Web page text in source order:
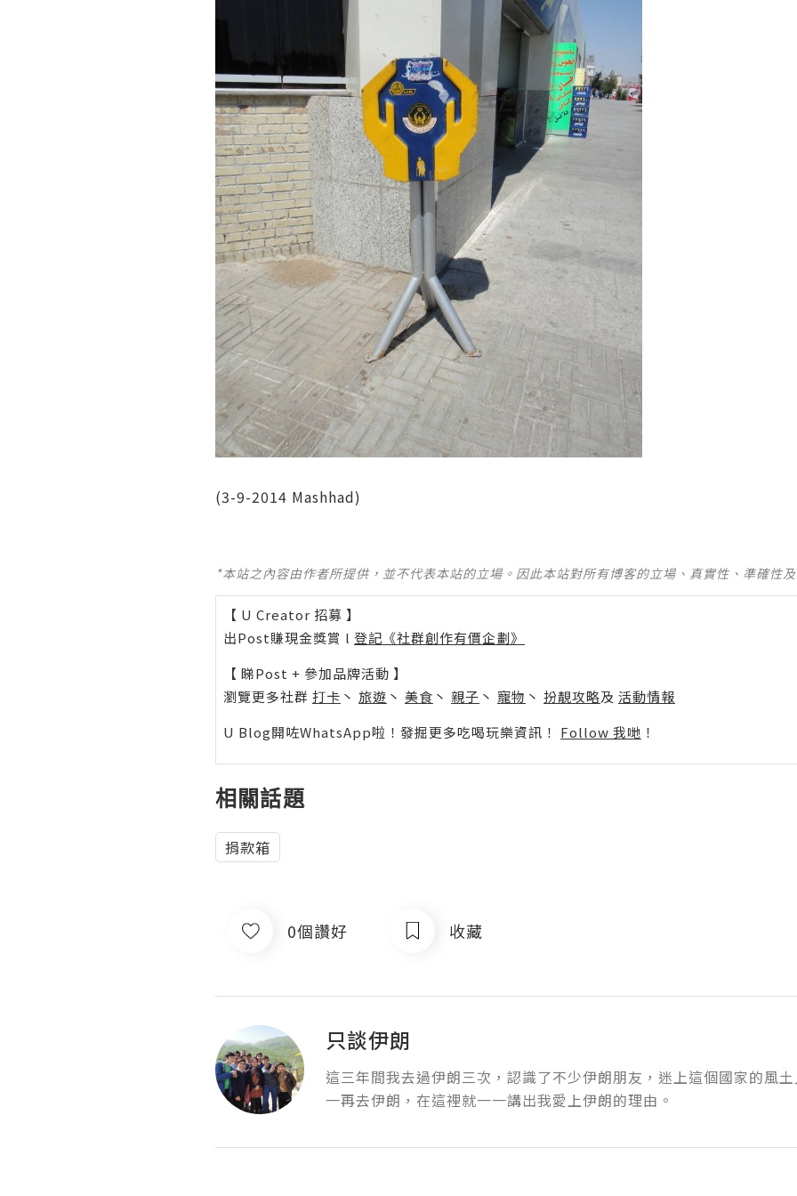
(3-9-2014 Mashhad)
*本站之內容由作者所提供，並不代表本站的立場。因此本站對所有博客的立場、真實性、準確性
【 U Creator 招募 】
出Post賺現金獎賞 l 登記《社群創作有價企劃》
【 睇Post + 參加品牌活動 】
瀏覽更多社群 打卡 丶 旅遊 丶 美食 丶 親子 丶 寵物 丶 扮靚攻略及 活動情報
U Blog開咗WhatsApp啦！發掘更多吃喝玩樂資訊！ Follow 我哋 ！
相關話題
捐款箱
0個讚好 收藏
只談伊朗
這三年間我去過伊朗三次，認識了不少伊朗朋友，迷上這個國家的風
一再去伊朗，在這裡就一一講出我愛上伊朗的理由。